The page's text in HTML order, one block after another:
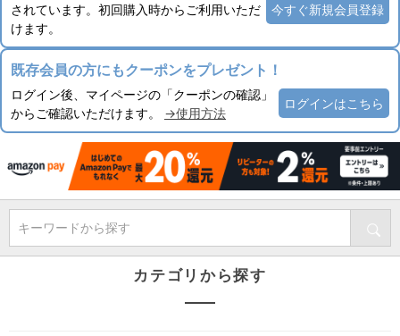
されています。初回購入時からご利用いただ
けます。
今すぐ新規会員登録
既存会員の方にもクーポンをプレゼント！
ログイン後、マイページの「クーポンの確認」
からご確認いただけます。 →使用方法
ログインはこちら
キーワードから探す
カテゴリから探す